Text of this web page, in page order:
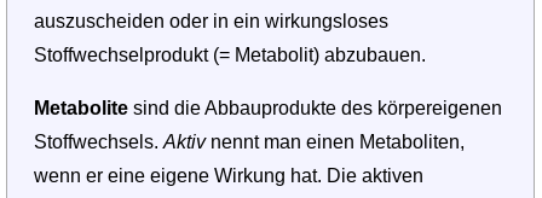
auszuscheiden oder in ein wirkungsloses
Stoffwechselprodukt (= Metabolit) abzubauen.
Metabolite sind die Abbauprodukte des körpereigenen
Stoffwechsels.Aktivnennt man einen Metaboliten,
wenn er eine eigene Wirkung hat. Die aktiven